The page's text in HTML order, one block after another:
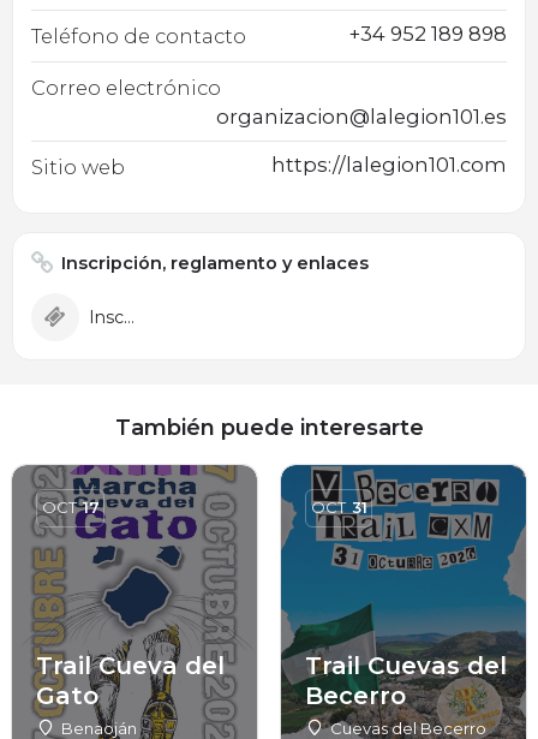
Teléfono de contacto +34 952 189 898
Correo electrónico
organizacion@lalegion101.es
Sitio web https://lalegion101.com
Inscripción, reglamento y enlaces
Inscripción
También puede interesarte
Trail Cueva del
Gato
Benaoján
OCT 17
Trail Cuevas del
Becerro
Cuevas del Becerro
OCT 31